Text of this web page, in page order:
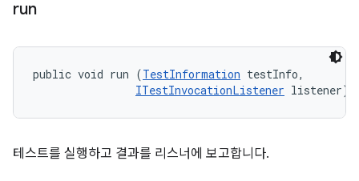
run
public void run (TestInformation testInfo,
ITestInvocationListener listener)
테스트를 실행하고 결과를 리스너에 보고합니다.